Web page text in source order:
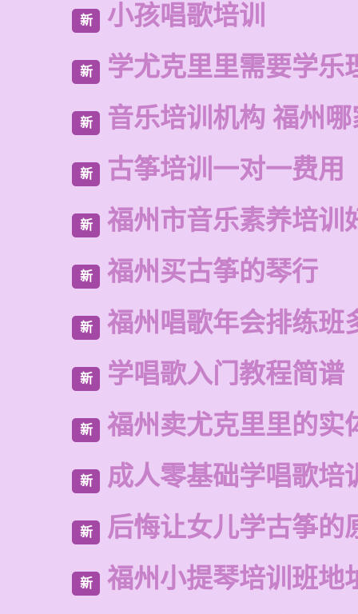
新 小孩唱歌培训
新 学尤克里里需要学乐
新 音乐培训机构 福州
新 古筝培训一对一费用
新 福州市音乐素养培训
新 福州买古筝的琴行
新 福州唱歌年会排练班
新 学唱歌入门教程简谱
新 福州卖尤克里里的实
新 成人零基础学唱歌培
新 后悔让女儿学古筝的
新 福州小提琴培训班地